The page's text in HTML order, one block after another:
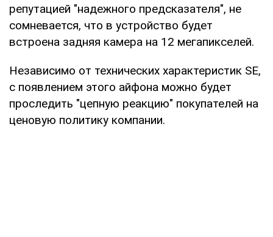
репутацией "надежного предсказателя", не
сомневается, что в устройство будет
встроена задняя камера на 12 мегапикселей.
Независимо от технических характеристик SE,
с появлением этого айфона можно будет
проследить "цепную реакцию" покупателей на
ценовую политику компании.